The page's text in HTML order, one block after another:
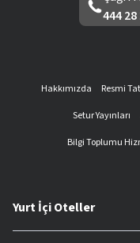
444 28
Hakkımızda Resmi
Setur Yayınları
Bilgi Toplumu
Yurt İçi Oteller